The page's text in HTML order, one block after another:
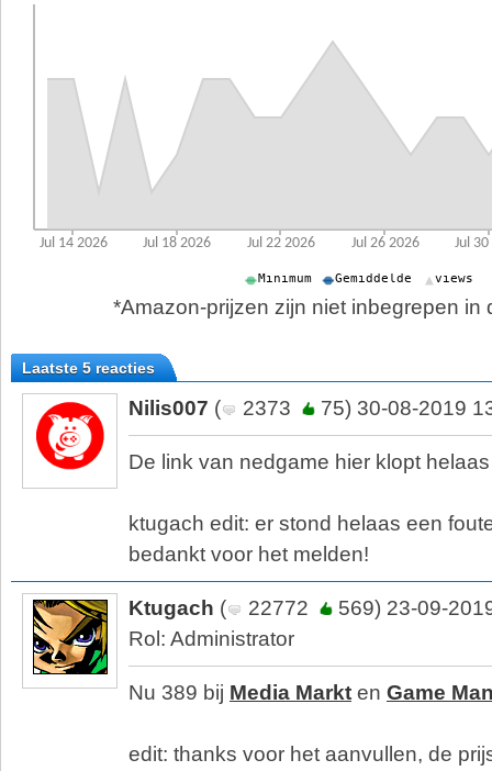
*Amazon-prijzen zijn niet inbegrepen in
Laatste 5 reacties
Nilis007 ( 2373 75) 30-08-2019
De link van nedgame hier klopt
ktugach edit: er stond helaas een
bedankt voor het melden!
Ktugach ( 22772
569) 23-09-
Rol: Administrator
Nu 389 bij Media Markt en Game
edit: thanks voor het aanvullen, de